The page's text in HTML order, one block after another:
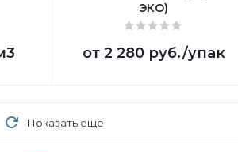
ЭКО)
от 2 280 руб./упак
Показать еще